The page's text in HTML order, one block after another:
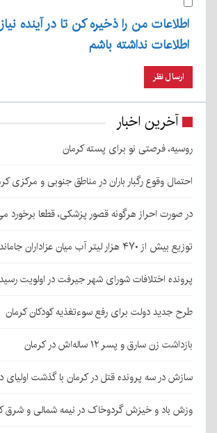
اطلاعات من را ذخیره کن تا در آینده
اطلاعات نداشته باشم
آخرین اخبار
روسیه، فرصتی نو برای پسته کرمان
احتمال وقوع رگبار باران در مناطق جنوبی و مرکزی
در صورت احراز هرگونه قصور پزشکی، قطعا برخورد
توزیع بیش از ۴۷۰ هزار لیتر آب میان عزاداران جامانده اربعین در کرمان
پرونده اختلافات شورای شهر جیرفت در اولویت
طرح جدید دولت برای رفع سوءتغذیه کودکان کرمان
بازداشت زن سارق و پسر ۱۲ ساله‌اش در کرمان
سازش در سه پرونده قتل در کرمان با گذشت اولیای
وزش باد و خیزش گردوخاک در نیمه شمالی و شرق